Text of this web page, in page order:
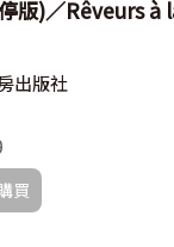
版)／Rêveurs à
出版社
買